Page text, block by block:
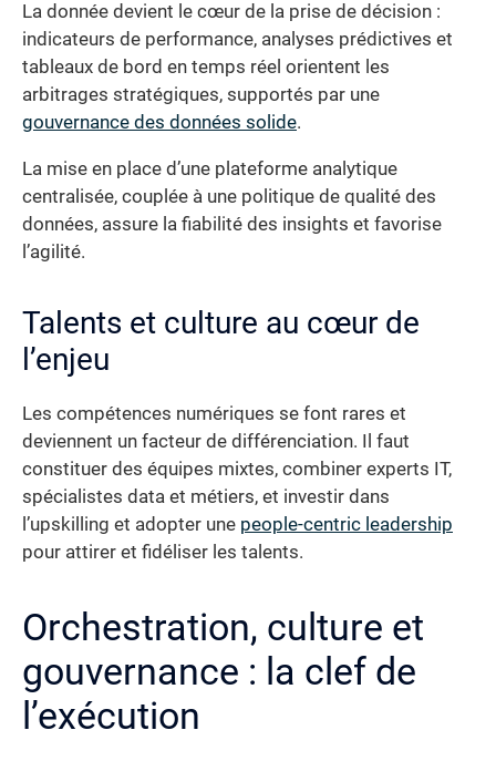
La donnée devient le cœur de la prise de décision :
indicateurs de performance, analyses prédictives et
tableaux de bord en temps réel orientent les
arbitrages stratégiques, supportés par une
gouvernance des données solide.
La mise en place d’une plateforme analytique
centralisée, couplée à une politique de qualité des
données, assure la fiabilité des insights et favorise
l’agilité.
Talents et culture au cœur de
l’enjeu
Les compétences numériques se font rares et
deviennent un facteur de différenciation. Il faut
constituer des équipes mixtes, combiner experts IT,
spécialistes data et métiers, et investir dans
l’upskilling et adopter une people-centric leadership
pour attirer et fidéliser les talents.
Orchestration, culture et
gouvernance : la clef de
l’exécution